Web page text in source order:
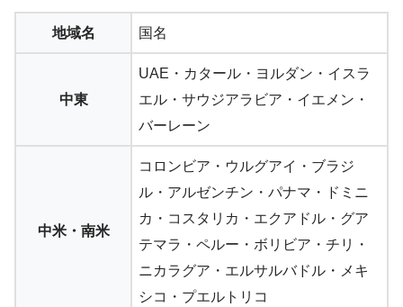
地域名 国名
中東
UAE ・ カタール ・ヨルダン・イスラ
エル・サウジアラビア・イエメン・
バーレーン
中米・南米
コロンビア・ウルグアイ・ ブラジ
ル ・ アルゼンチン ・パナマ・ドミニ
カ・コスタリカ・エクアドル・グア
テマラ・ペルー・ボリビア・チリ・
ニカラグア・エルサルバドル・ メキ
シコ ・プエルトリコ